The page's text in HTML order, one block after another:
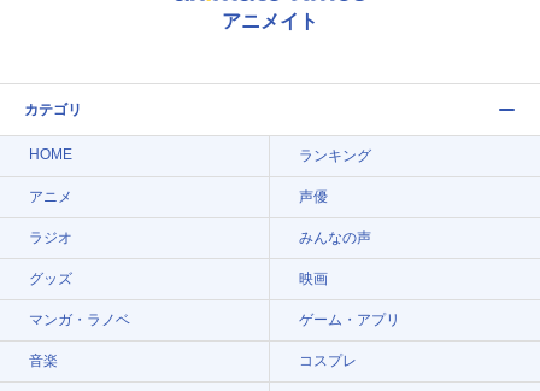
アニメイト
カテゴリ
HOME ランキング
アニメ 声優
ラジオ みんなの声
グッズ 映画
マンガ・ラノベ ゲーム・アプリ
音楽 コスプレ